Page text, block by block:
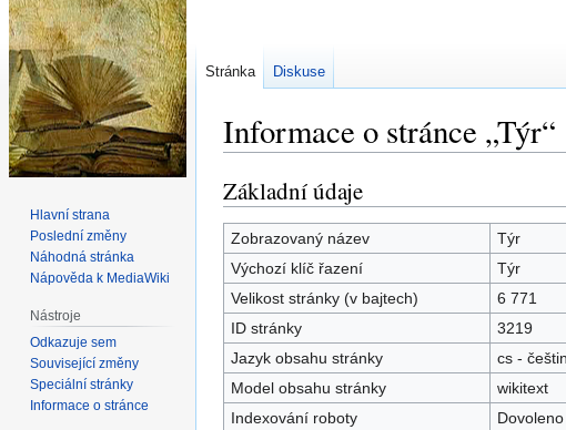
Informace o stránce „Týr“
Skočit
na
navigaci
Skočit
na
vyhledávání
Základní údaje
Zobrazovaný název
Týr
Výchozí klíč řazení
Týr
Velikost stránky (v bajtech)
6 771
ID stránky
3219
Jazyk obsahu stránky
cs -
Model obsahu stránky
wikitext
Indexování roboty
Dovoleno
Stránka Diskuse
Hlavní strana
Poslední změny
Náhodná stránka
Nápověda k MediaWiki
Nástroje
Odkazuje sem
Související změny
Speciální stránky
Informace o stránce